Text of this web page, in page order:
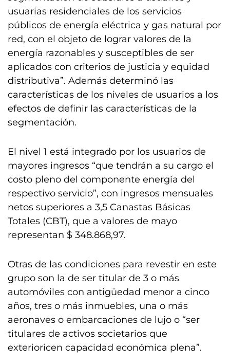
usuarias residenciales de los servicios
públicos de energía eléctrica y gas natural por
red, con el objeto de lograr valores de la
energía razonables y susceptibles de ser
aplicados con criterios de justicia y equidad
distributiva”. Además determinó las
características de los niveles de usuarios a los
efectos de definir las características de la
segmentación.
El nivel 1 está integrado por los usuarios de
mayores ingresos “que tendrán a su cargo el
costo pleno del componente energía del
respectivo servicio”, con ingresos mensuales
netos superiores a 3,5 Canastas Básicas
Totales (CBT), que a valores de mayo
representan $ 348.868,97.
Otras de las condiciones para revestir en este
grupo son la de ser titular de 3 o más
automóviles con antigüedad menor a cinco
años, tres o más inmuebles, una o más
aeronaves o embarcaciones de lujo o “ser
titulares de activos societarios que
exterioricen capacidad económica plena”.